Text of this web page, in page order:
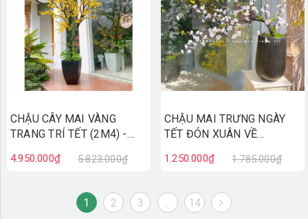
CHẬU CÂY MAI VÀNG
TRANG TRÍ TẾT (2M4) -
4.950.000₫ 5.823.000₫
CHẬU MAI TRƯNG NGÀY
TẾT ĐÓN XUÂN VỀ
1.250.000₫ 1.785.000₫
1 2 3 ... 14